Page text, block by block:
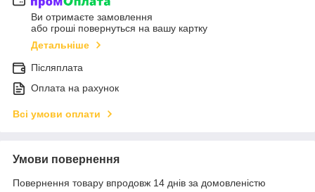
Ви отримаєте замовлення
або гроші повернуться на вашу картку
Детальніше
Післяплата
Оплата на рахунок
Всі умови оплати
Умови повернення
Повернення товару впродовж 14 днів за домовленістю